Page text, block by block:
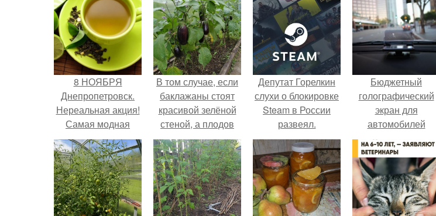
8 НОЯБРЯ
Днепропетровск.
Нереальная акция!
Самая модная
съемка 2015 года в
платье Jovani с
доберманом.
В том случае, если
баклажаны стоят
красивой зелёной
стеной, а плодов
почти не видно -
радоваться тут
нечему.
Депутат Горелкин
слухи о блокировке
Steam в России
развеял.
Бюджетный
голографический
экран для
автомобилей
разработан.